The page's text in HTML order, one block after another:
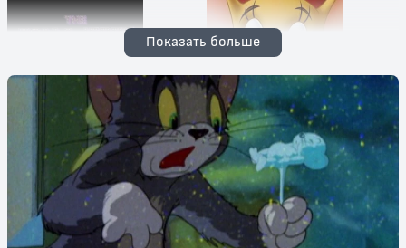
Новое шоу Тома и Джерри
Новые приключения Тома и
Джерри
6+
Показать больше